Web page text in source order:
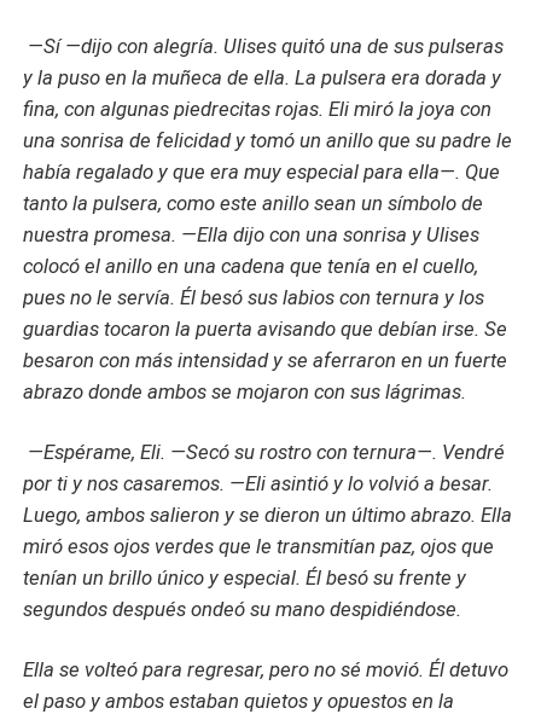
—Sí —dijo con alegría. Ulises quitó una de sus pulseras
y la puso en la muñeca de ella. La pulsera era dorada y
fina, con algunas piedrecitas rojas. Eli miró la joya con
una sonrisa de felicidad y tomó un anillo que su padre le
había regalado y que era muy especial para ella—. Que
tanto la pulsera, como este anillo sean un símbolo de
nuestra promesa. —Ella dijo con una sonrisa y Ulises
colocó el anillo en una cadena que tenía en el cuello,
pues no le servía. Él besó sus labios con ternura y los
guardias tocaron la puerta avisando que debían irse. Se
besaron con más intensidad y se aferraron en un fuerte
abrazo donde ambos se mojaron con sus lágrimas.
—Espérame, Eli. —Secó su rostro con ternura—. Vendré
por ti y nos casaremos. —Eli asintió y lo volvió a besar.
Luego, ambos salieron y se dieron un último abrazo. Ella
miró esos ojos verdes que le transmitían paz, ojos que
tenían un brillo único y especial. Él besó su frente y
segundos después ondeó su mano despidiéndose.
Ella se volteó para regresar, pero no sé movió. Él detuvo
el paso y ambos estaban quietos y opuestos en la